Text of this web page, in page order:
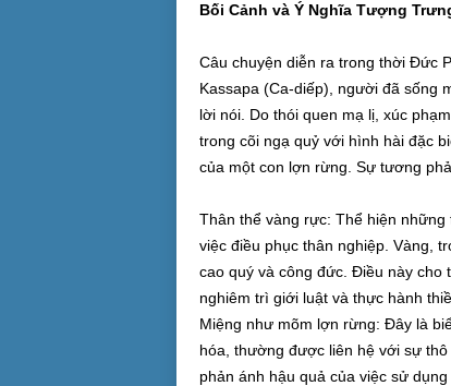
Bối Cảnh và Ý Nghĩa Tượng
Câu chuyện diễn ra trong thời Đức
Kassapa (Ca-diếp), người đã sống
lời nói. Do thói quen mạ lị, xúc
trong cõi ngạ quỷ với hình hài đặc
của một con lợn rừng. Sự tương
Thân thể vàng rực: Thể hiện
việc điều phục thân nghiệp. Vàng,
cao quý và công đức. Điều này cho
nghiêm trì giới luật và thực hành
Miệng như mõm lợn rừng: Đây là
hóa, thường được liên hệ với sự
phản ánh hậu quả của việc sử